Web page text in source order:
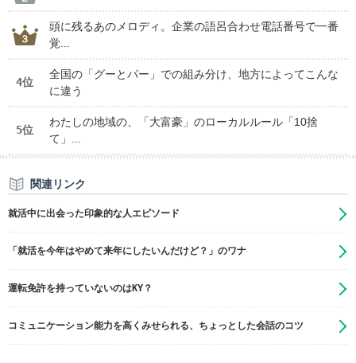
頭に残るあのメロディ。企業の語呂合わせ電話番号で一番
覚...
4位
全国の「グーとパー」での組み分け、地方によってこんな
に違う
5位
わたしの地域の、「大富豪」のローカルルール「10捨
て」...
関連リンク
就活中に出会った印象的な人エピソード
「就活を今年はやめて来年にしたいんだけど？」のワナ
運転免許を持っていないのはKY？
コミュニケーション能力を高くみせられる、ちょっとした会話のコツ